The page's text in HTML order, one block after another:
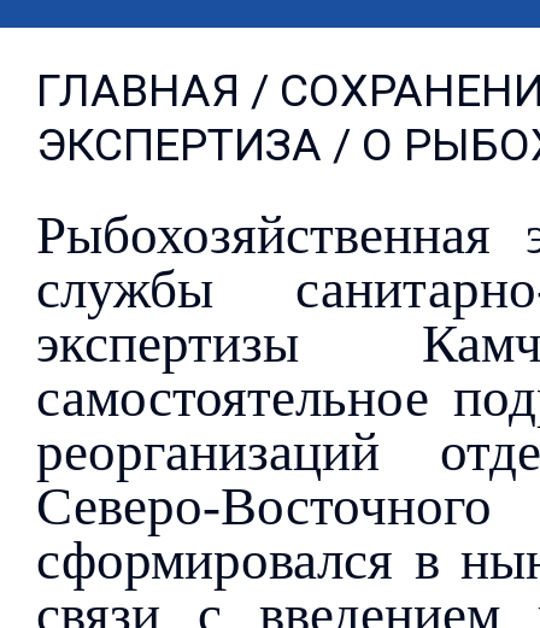
ГЛАВНАЯ /
ЭКСПЕРТИЗА / О
службы
экспертизы
самостоятельное
реорганизаций
Северо-
сформировался в
связи с